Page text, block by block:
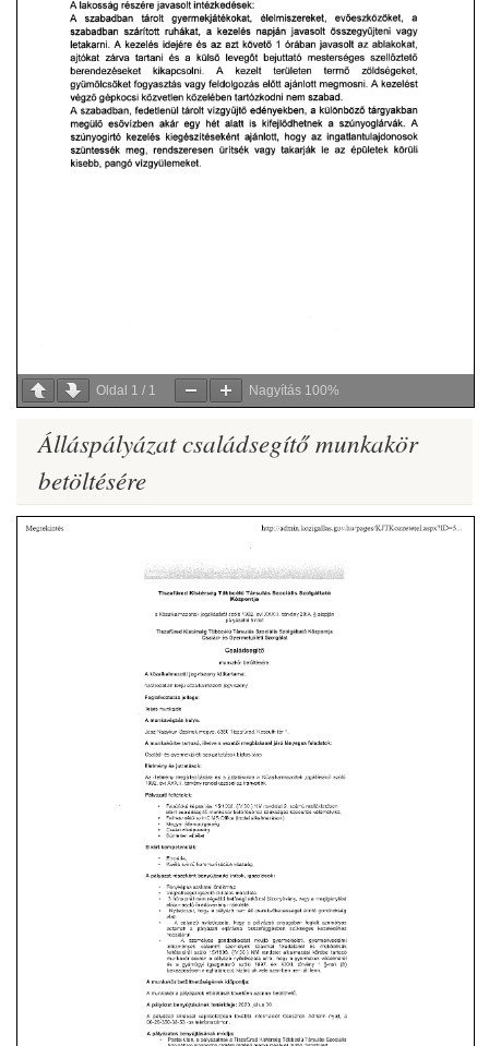
Oldal 1 / 1 Nagyítás 100%
Álláspályázat családsegítő munkakör
betöltésére